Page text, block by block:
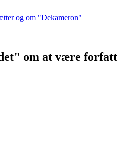
om at være